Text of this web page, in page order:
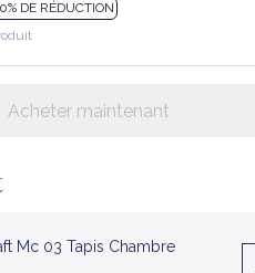
DE RÉDUCTION
Acheter maintenant
Mc 03 Tapis Chambre